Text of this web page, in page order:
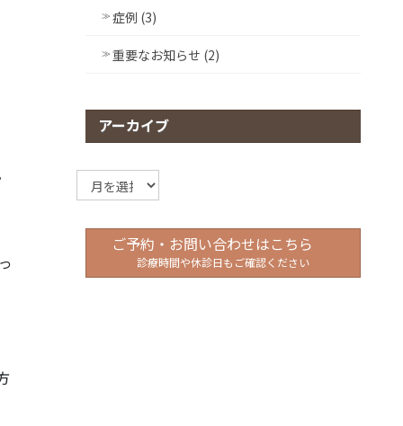
症例 (3)
重要なお知らせ (2)
アーカイブ
ア
ー
イ
ご予約・お問い合わせはこちら
診療時間や休診日もご確認ください